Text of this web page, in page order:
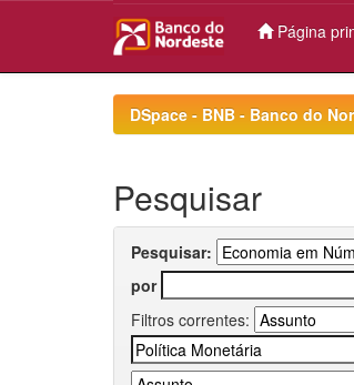
Página
DSpace - BNB - Banco do
Pesquisar
Pesquisar:
por
Filtros correntes: